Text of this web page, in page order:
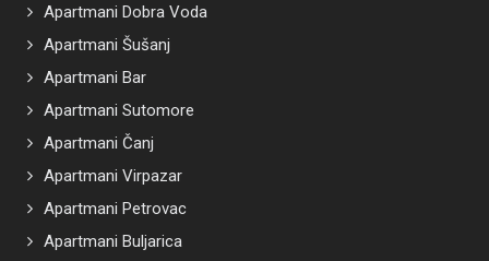
Apartmani Dobra Voda
Apartmani Šušanj
Apartmani Bar
Apartmani Sutomore
Apartmani Čanj
Apartmani Virpazar
Apartmani Petrovac
Apartmani Buljarica